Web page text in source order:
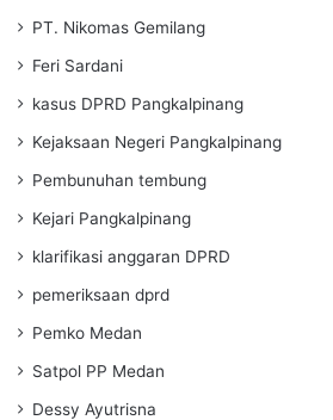
PT. Nikomas Gemilang
Feri Sardani
kasus DPRD Pangkalpinang
Kejaksaan Negeri Pangkalpinang
Pembunuhan tembung
Kejari Pangkalpinang
klarifikasi anggaran DPRD
pemeriksaan dprd
Pemko Medan
Satpol PP Medan
Dessy Ayutrisna